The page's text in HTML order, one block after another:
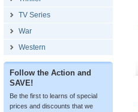
TV Series
War
Western
Follow the Action and
SAVE!
Be the first to learns of special
prices and discounts that we